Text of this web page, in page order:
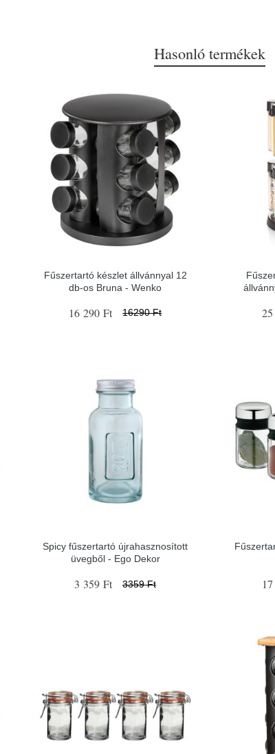
Hasonló termékek
Fűszertartó készlet állvánnyal 12
db-os Bruna - Wenko
16 290 Ft 16290 Ft
Spicy fűszertartó újrahasznosított
üvegből - Ego Dekor
3 359 Ft 3359 Ft